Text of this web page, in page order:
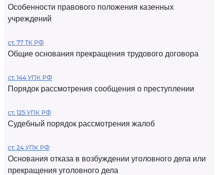
Особенности правового положения казенных
учреждений
ст. 77 ТК РФ
Общие основания прекращения трудового договора
ст. 144 УПК РФ
Порядок рассмотрения сообщения о преступлении
ст. 125 УПК РФ
Судебный порядок рассмотрения жалоб
ст. 24 УПК РФ
Основания отказа в возбуждении уголовного дела или
прекращения уголовного дела